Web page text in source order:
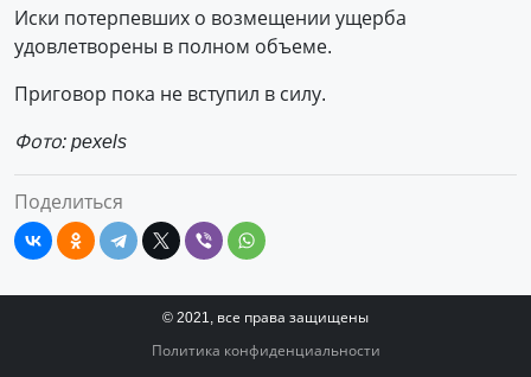
Иски потерпевших о возмещении ущерба
удовлетворены в полном объеме.
Приговор пока не вступил в силу.
Фото: pexels
Поделиться
© 2021, все права защищены
Политика конфиденциальности